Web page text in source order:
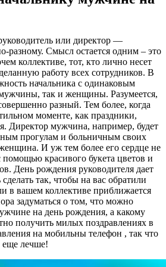
или директор —
разному. Смысл остается одним – это
коллективе, тот, кто лично несет
работу всех сотрудников. В
начальника с одинаковым
так и женщины. Разумеется,
разный. Тем более, когда
моменте, как праздники,
Директор мужчина, например, будет
прогулам и больничным своих
И уж тем более его сердце не
помощью красивого букета цветов и
День рождения руководителя дает
так, чтобы на вас обратили
в вашем коллективе приближается
задуматься о том, что можно
на день рождения, а какому
получить милых поздравлениях в
на мобильны телефон , так что
еще лечше!